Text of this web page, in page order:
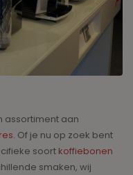
assortiment aan
. Of je nu op zoek bent
soort koffiebonen
smaken, wij